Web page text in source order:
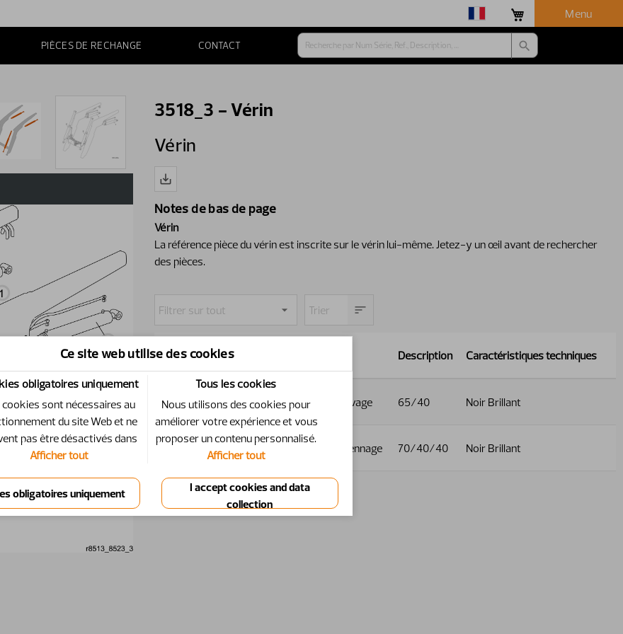
Menu
PIÈCES DE RECHANGE CONTACT
3518_3 - Vérin
Vérin
Notes de bas de page
Vérin
La référence pièce du vérin est inscrite sur le vérin lui-même. Jetez-y un œil avant de rechercher
des pièces.
Id Numéro Description Caractéristiques techniques
1 12711610-1 2 Vérin de levage 65/40 Noir Brillant
12712610-1 2 Vérin de bennage 70/40/40 Noir Brillant
Ce site web utilise des cookies
obligatoires uniquement
cookies sont nécessaires au
du site Web et ne
pas être désactivés dans
Afficher tout
Tous les cookies
Nous utilisons des cookies pour
améliorer votre expérience et vous
proposer un contenu personnalisé.
Afficher tout